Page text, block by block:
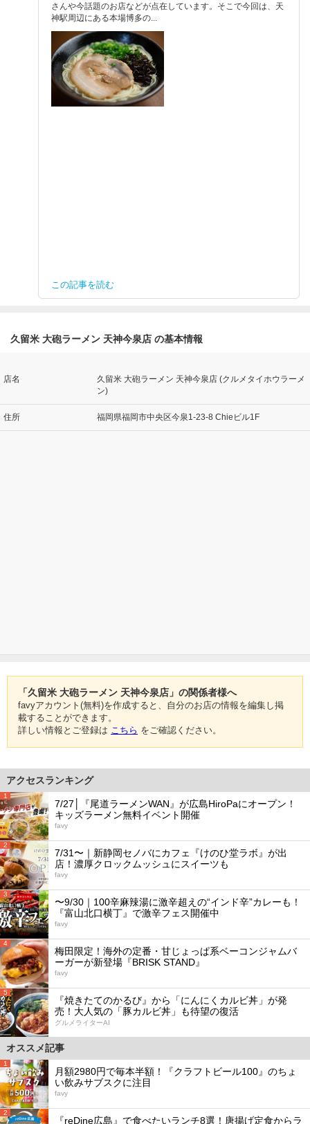
さんや今話題のお店などが点在しています。そこで今回は、天
神駅周辺にある本場博多の...
この記事を読む
久留米 大砲ラーメン 天神今泉店 の基本情報
店名
久留米 大砲ラーメン 天神今泉店 (クルメタイホウラーメ
ン)
住所 福岡県福岡市中央区今泉1-23-8 Chieビル1F
「久留米 大砲ラーメン 天神今泉店」の関係者様へ
favyアカウント(無料)を作成すると、自分のお店の情報を編集し掲
載することができます。
詳しい情報とご登録は こちら をご確認ください。
アクセスランキング
1
7/27│『尾道ラーメンWAN』が広島HiroPaにオープン！
キッズラーメン無料イベント開催
favy
2
7/31〜｜新静岡セノバにカフェ『けのひ堂ラボ』が出
店！濃厚クロックムッシュにスイーツも
favy
3
〜9/30｜100辛麻辣湯に激辛超えの“インド辛”カレーも！
『富山北口横丁』で激辛フェス開催中
favy
4
梅田限定！海外の定番・甘じょっぱ系ベーコンジャムバ
ーガーが新登場『BRISK STAND』
favy
5
『焼きたてのかるび』から「にんにくカルビ丼」が発
売！大人気の「豚カルビ丼」も待望の復活
グルメライターAI
オススメ記事
1
月額2980円で毎本半額！『クラフトビール100』のちょ
い飲みサブスクに注目
favy
2
『reDine広島』で食べたいランチ8選！唐揚げ定食からラ